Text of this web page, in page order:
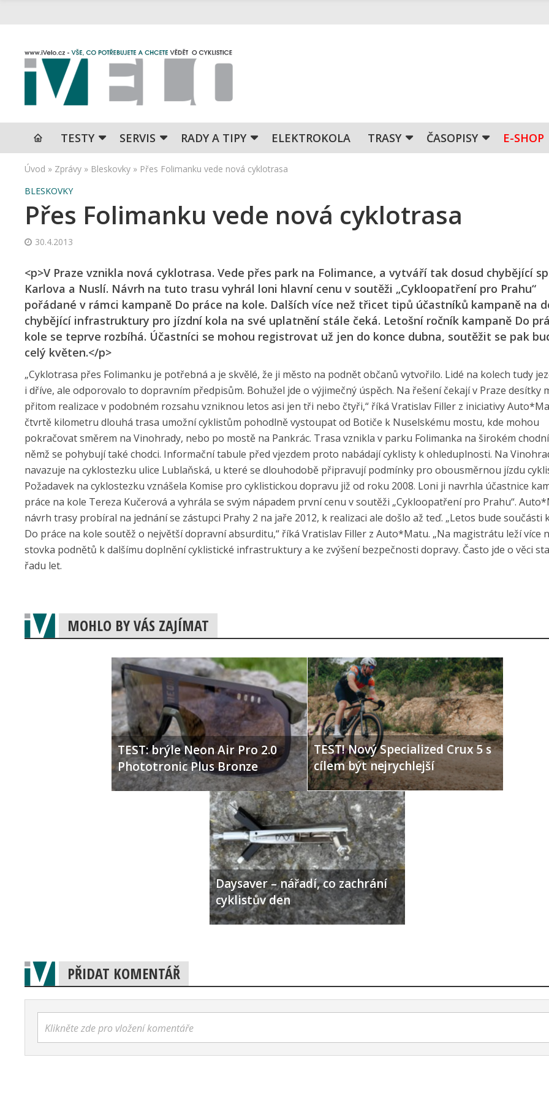
TESTY SERVIS RADY A TIPY ELEKTROKOLA TRASY ČASOPISY E-SHOP
Úvod » Zprávy » Bleskovky » Přes Folimanku vede nová cyklotrasa
BLESKOVKY
Přes Folimanku vede nová cyklotrasa
30.4.2013
<p>V Praze vznikla nová cyklotrasa. Vede přes park na Folimance, a vytváří tak dosud chybějící
Karlova a Nuslí. Návrh na tuto trasu vyhrál loni hlavní cenu v soutěži „Cykloopatření pro Prahu“
pořádané v rámci kampaně Do práce na kole. Dalších více než třicet tipů účastníků kampaně na
chybějící infrastruktury pro jízdní kola na své uplatnění stále čeká. Letošní ročník kampaně Do
kole se teprve rozbíhá. Účastníci se mohou registrovat už jen do konce dubna, soutěžit se pak
celý květen.</p>
„Cyklotrasa přes Folimanku je potřebná a je skvělé, že ji město na podnět občanů vytvořilo. Lidé na kolech tudy
i dříve, ale odporovalo to dopravním předpisům. Bohužel jde o výjimečný úspěch. Na řešení čekají v Praze desítky
přitom realizace v podobném rozsahu vzniknou letos asi jen tři nebo čtyři,“ říká Vratislav Filler z iniciativy
čtvrtě kilometru dlouhá trasa umožní cyklistům pohodlně vystoupat od Botiče k Nuselskému mostu, kde mohou
pokračovat směrem na Vinohrady, nebo po mostě na Pankrác. Trasa vznikla v parku Folimanka na širokém
němž se pohybují také chodci. Informační tabule před vjezdem proto nabádají cyklisty k ohleduplnosti. Na
navazuje na cyklostezku ulice Lublaňská, u které se dlouhodobě připravují podmínky pro obousměrnou jízdu
Požadavek na cyklostezku vznášela Komise pro cyklistickou dopravu již od roku 2008. Loni ji navrhla účastnice
práce na kole Tereza Kučerová a vyhrála se svým nápadem první cenu v soutěži „Cykloopatření pro Prahu“.
návrh trasy probíral na jednání se zástupci Prahy 2 na jaře 2012, k realizaci ale došlo až teď. „Letos bude součásti
Do práce na kole soutěž o největší dopravní absurditu,“ říká Vratislav Filler z Auto*Matu. „Na magistrátu leží více
stovka podnětů k dalšímu doplnění cyklistické infrastruktury a ke zvýšení bezpečnosti dopravy. Často jde o věci
řadu let.
MOHLO BY VÁS ZAJÍMAT
TEST: brýle Neon Air Pro 2.0
Phototronic Plus Bronze
TEST! Nový Specialized Crux 5 s
cílem být nejrychlejší
Daysaver – nářadí, co zachrání
cyklistův den
PŘIDAT KOMENTÁŘ
Klikněte zde pro vložení komentáře